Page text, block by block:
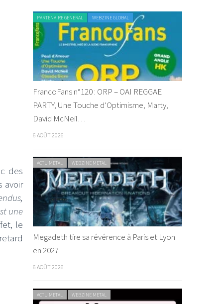
des
avoir
une
le
PARTENAIRE GENERAL WEBZINE GLOBAL
FrancoFans n°120 : ORP – OAI REGGAE
PARTY, Une Touche d’Optimisme, Marty,
David McNeil…
6 AOÛT 2026
ACTU METAL WEBZINE METAL
Megadeth tire sa révérence à Paris et Lyon
en 2027
6 AOÛT 2026
ACTU METAL WEBZINE METAL